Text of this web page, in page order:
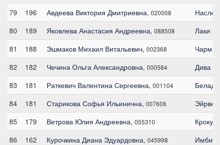
79
196 Авдеева Виктория Дмитриевна, 020008
80
189 Яковлева Анастасия Андреевна, 088508
Лаки
81
188 Эшмаков Михаил Витальевич, 002368
82
182 Чечина Ольга Александровна, 000584
Дива
83
181 Раткевич Валентина Сергеевна, 001104
84
181 Старикова Софья Ильинична, 007606
85
179 Ветрова Юлия Андреевна, 055310 Крокус
86
162 Курочкина Диана Эдуардовна, 045998 Имбир